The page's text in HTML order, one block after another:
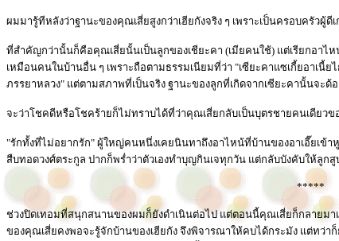
ผมมารู้ทีหลังว่าฐานะของคุณเสี่ยสูงกว่าเฮียกังจริง ๆ เพราะเป็นครอบครัวผู้ดี
ที่สำคัญกว่านั้นก็คือคุณเสี่ยนั้นเป็นลูกของเชียะคา (เมียคนใช้) แต่เรียกอาไห
เหมือนคนในบ้านอื่น ๆ เพราะถือตามธรรมเนียมที่ว่า "เซียะคาแซเกี้ยอาเนี้
ภรรยาหลวง" แต่ตามสภาพที่เป็นจริง ฐานะของลูกที่เกิดจากเซียะคานั้นจะด้
จะว่าโชคดีหรือโชคร้ายก็ไม่ทราบได้ที่ว่าคุณเสี่ยกลับเป็นบุตรชายคนเดียว
"รักทั้งที่ไม่อยากรัก" ผู้ใหญ่คนหนึ่งเคยนินทาถึงอาไหน้ที่บ้านของอาเอี๊ยเข้า
สืบทอดวงศ์ตระกูล ปากก็พร่ำว่าตัวเองทำบุญกินเจทุกวัน แต่กลับบังคับให้ลูก
*****
ช่วงปิดเทอมที่สนุกสนานของผมก็ยังดำเนินต่อไป แต่ตอนนี้คุณเสี่ยก็กลายม
ของคุณเสี่ยคงพอจะรู้จักบ้านของเฮียกัง จึงพิจารณาให้คบได้กระมัง แต่ทว่